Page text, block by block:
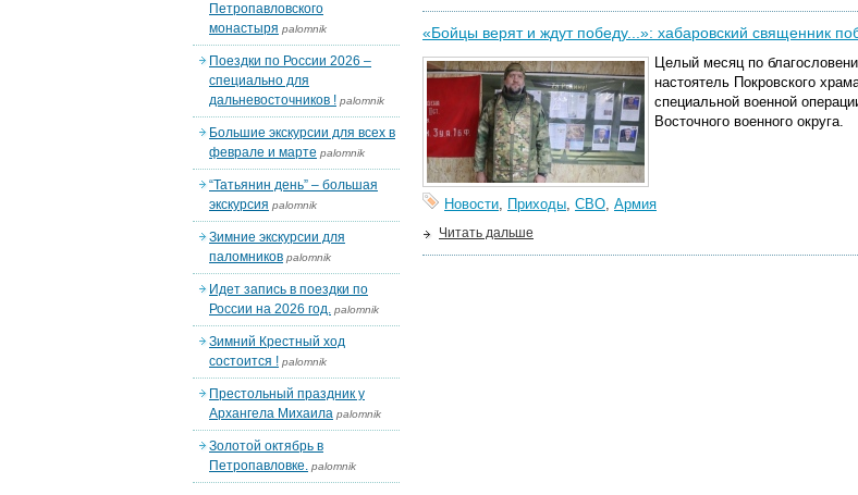
«Бойцы верят и ждут победу...»: хабаровский священник
Целый месяц по
настоятель Покровского
специальной военной
Восточного военного округа.
Новости, Приходы, СВО, Армия
Читать дальше
Петропавловского
монастыря palomnik
Поездки по России 2026 –
специально для
дальневосточников ! palomnik
Большие экскурсии для всех в
феврале и марте palomnik
“Татьянин день” – большая
экскурсия palomnik
Зимние экскурсии для
паломников palomnik
Идет запись в поездки по
России на 2026 год. palomnik
Зимний Крестный ход
состоится ! palomnik
Престольный праздник у
Архангела Михаила palomnik
Золотой октябрь в
Петропавловке. palomnik